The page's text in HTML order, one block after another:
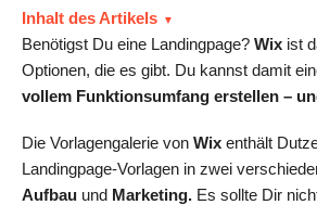
Inhalt des Artikels
Benötigst Du eine Landingpage? Wix ist
Optionen, die es gibt. Du kannst damit
vollem Funktionsumfang erstellen –
Die Vorlagengalerie von Wix enthält
Landingpage-Vorlagen in zwei
Aufbau und Marketing. Es sollte Dir